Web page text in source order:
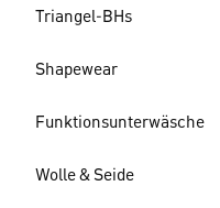
Triangel-BHs
Shapewear
Funktionsunterwäsche
Wolle & Seide